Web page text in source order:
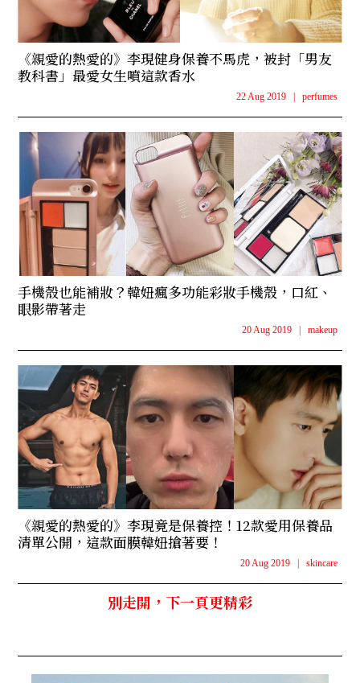
《親愛的熱愛的》李現健身保養不馬虎，被封「男友
教科書」最愛女生噴這款香水
22 Aug 2019 perfumes
手機殼也能補妝？韓妞瘋多功能彩妝手機殼，口紅、
眼影帶著走
20 Aug 2019 makeup
《親愛的熱愛的》李現竟是保養控！12款愛用保養品
清單公開，這款面膜韓妞搶著要！
20 Aug 2019 skincare
別走開，下一頁更精彩